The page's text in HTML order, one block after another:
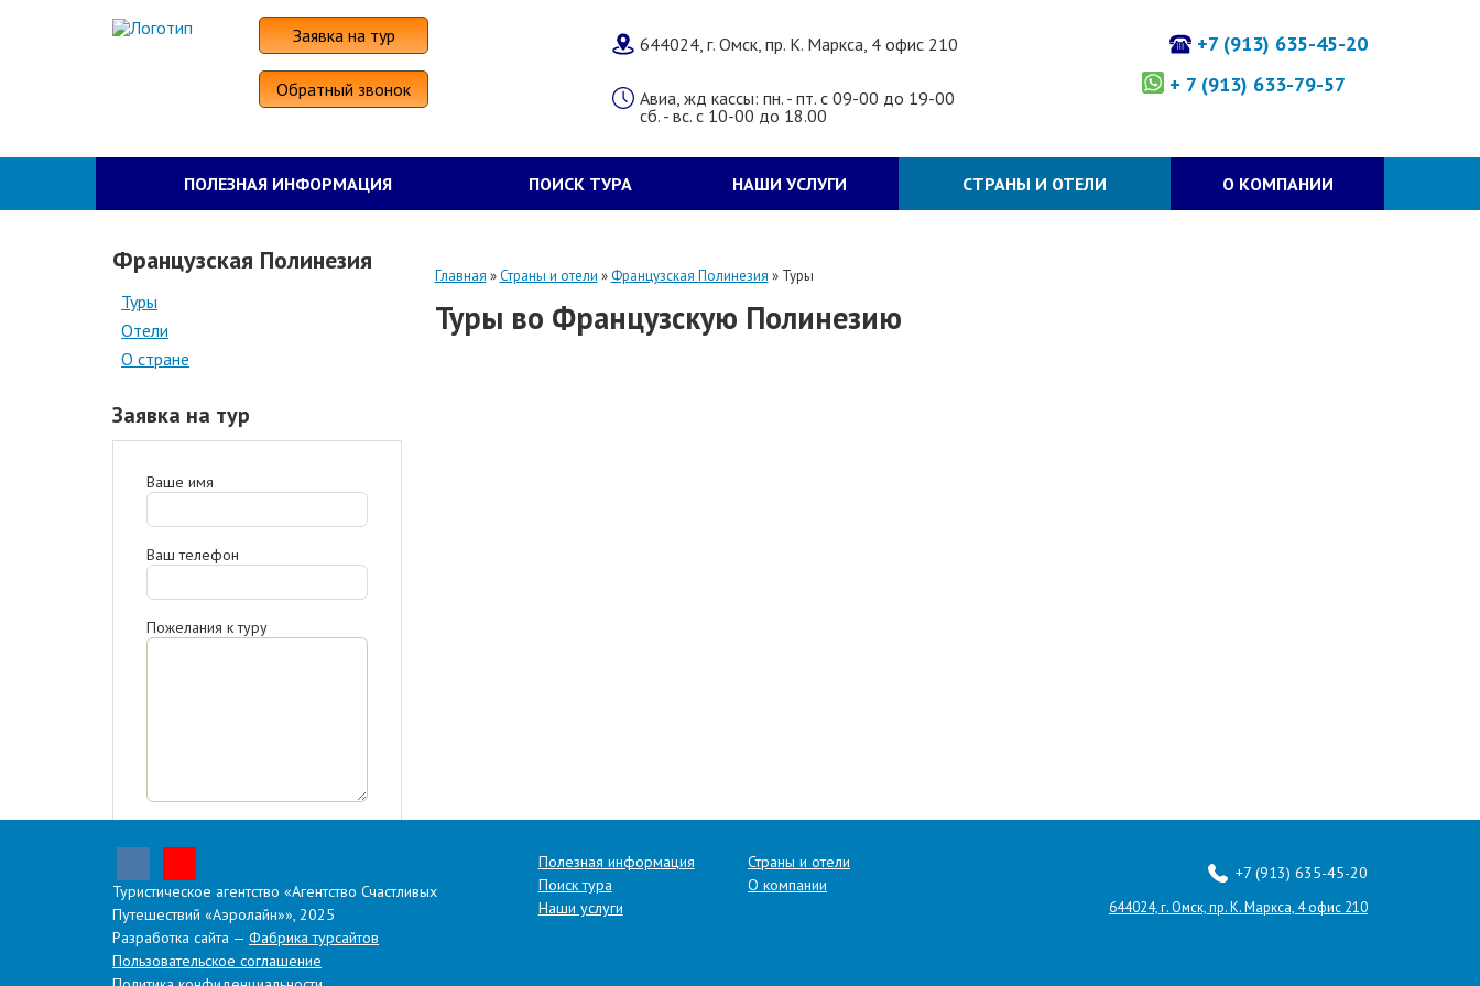
Заявка на тур
Обратный звонок
644024, г. Омск, пр. К. Маркса, 4 офис 210
Авиа, жд кассы: пн. - пт. с 09-00 до 19-00
сб. - вс. с 10-00 до 18.00
+7 (913) 635-45-20
+ 7 (913) 633-79-57
ПОЛЕЗНАЯ ИНФОРМАЦИЯ ПОИСК ТУРА НАШИ УСЛУГИ СТРАНЫ И ОТЕЛИ О КОМПАНИИ
Французская Полинезия
Туры
Отели
О стране
Заявка на тур
Ваше имя
Ваш телефон
Пожелания к туру
ознакомлен(-а) с
согласие на обработку
персональных данных.
Отправить
Главная »Страны и отели »Французская Полинезия » Туры
Туры во Французскую Полинезию
Туристическое агентство «Агентство Счастливых
Путешествий «Аэролайн»», 2025
Разработка сайта — Фабрика турсайтов
Пользовательское соглашение
Полезная информация
Поиск тура
Наши услуги
Страны и отели
О компании
+7 (913) 635-45-20
644024, г. Омск, пр. К. Маркса, 4 офис 210